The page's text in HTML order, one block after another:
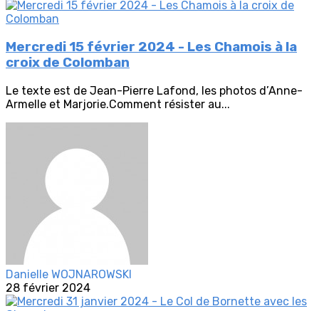
Mercredi 15 février 2024 - Les Chamois à la
croix de Colomban
Le texte est de Jean-Pierre Lafond, les photos d’Anne-
Armelle et Marjorie.Comment résister au...
Danielle WOJNAROWSKI
28 février 2024